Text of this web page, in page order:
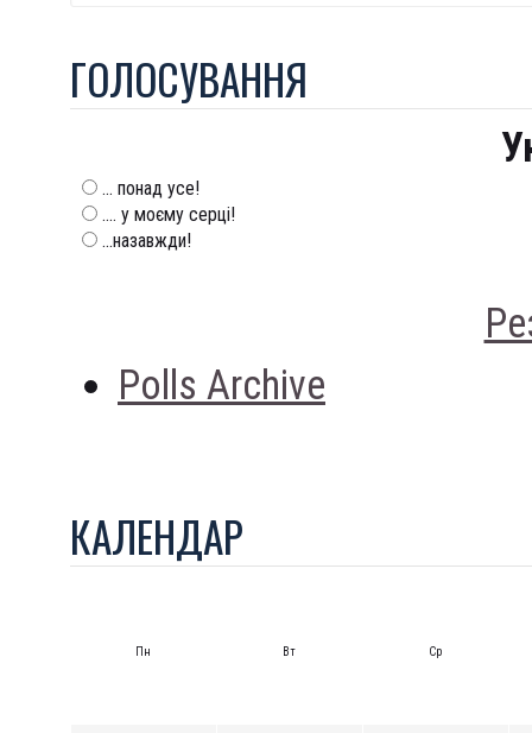
ГОЛОСУВАННЯ
... понад усе!
.... у моєму серці!
...назавжди!
Polls Archive
КАЛЕНДАР
Пн Вт Ср